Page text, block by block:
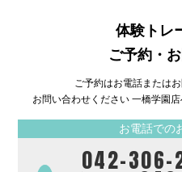
体験トレ
ご予約・
ご予約はお電話または
お問い合わせください 一橋学園
お電話での
042-306-